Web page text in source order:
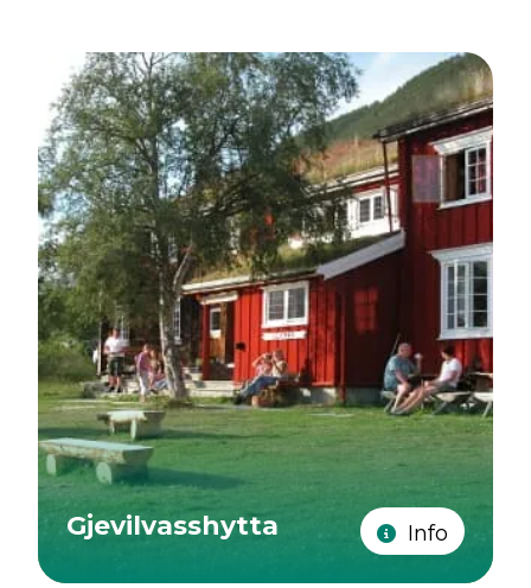
Gjevilvasshytta Info